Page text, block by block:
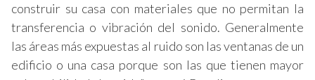
construir su casa con materiales que no permitan la
transferencia o vibración del sonido. Generalmente
las áreas más expuestas al ruido son las ventanas de un
edificio o una casa porque son las que tienen mayor